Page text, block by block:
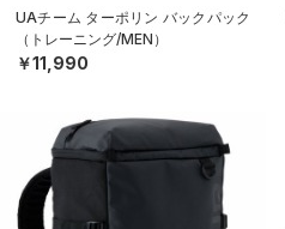
UAチーム ターポリン バックパック
（トレーニング/MEN）
￥11,990